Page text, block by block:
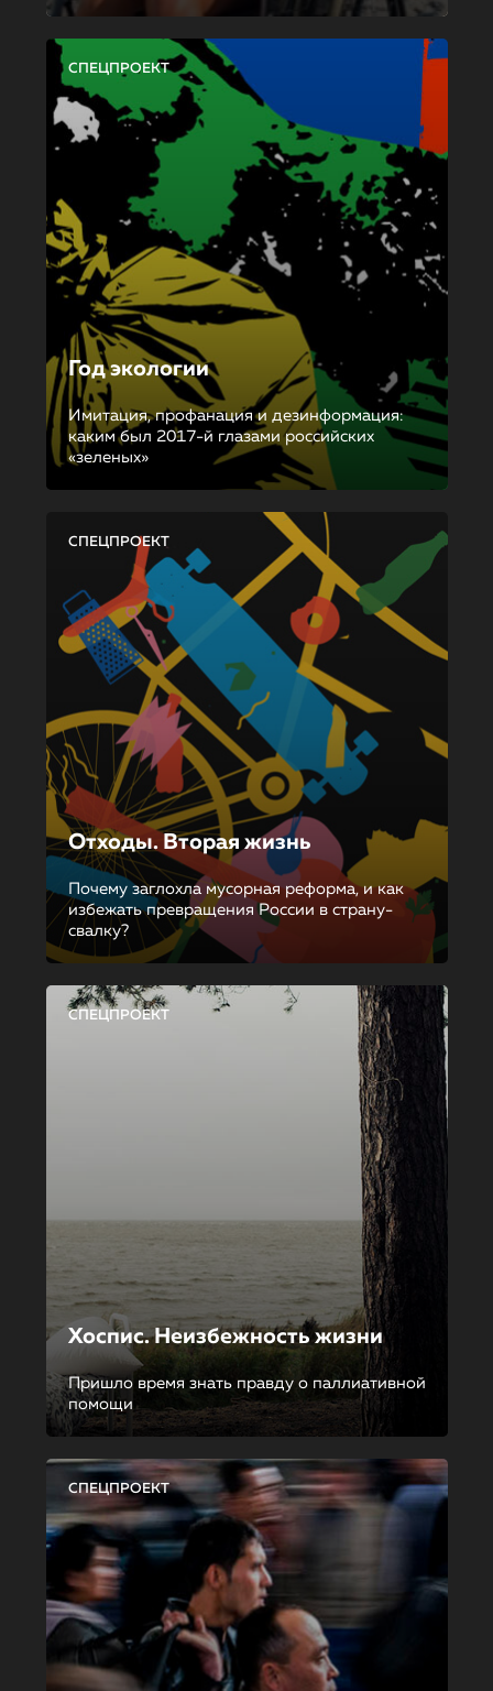
СПЕЦПРОЕКТ
Год экологии
Имитация, профанация и дезинформация:
каким был 2017-й глазами российских
«зеленых»
СПЕЦПРОЕКТ
Отходы. Вторая жизнь
Почему заглохла мусорная реформа, и как
избежать превращения России в страну-
свалку?
СПЕЦПРОЕКТ
Хоспис. Неизбежность жизни
Пришло время знать правду о паллиативной
помощи
СПЕЦПРОЕКТ